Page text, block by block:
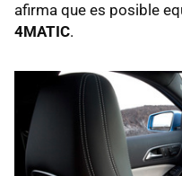
afirma que es posible
4MATIC.